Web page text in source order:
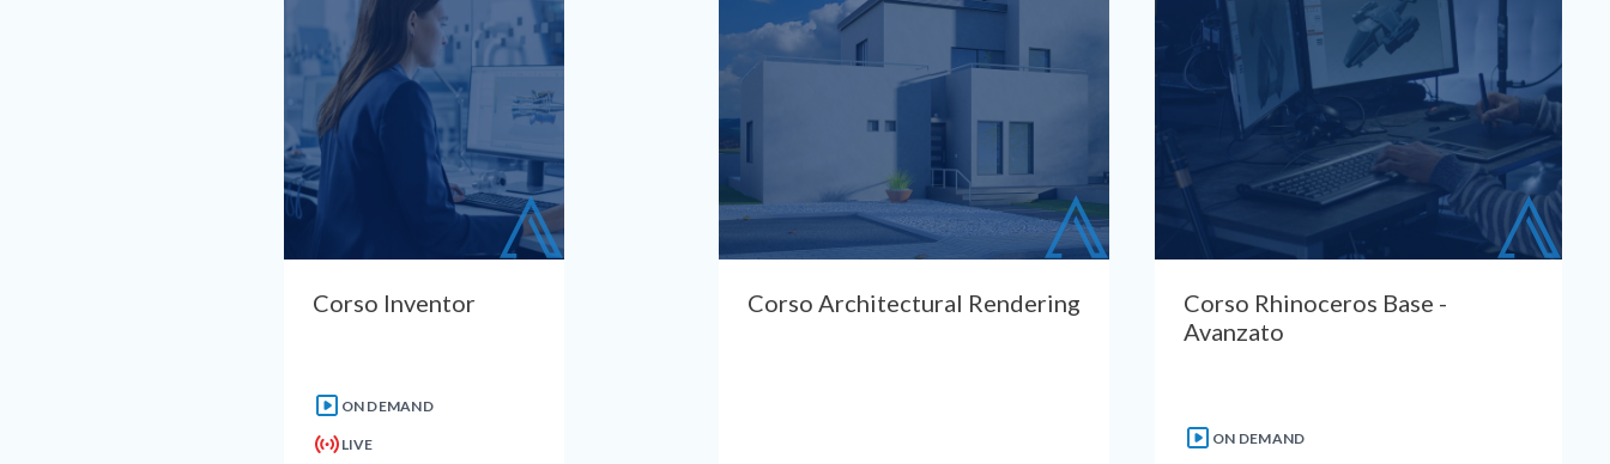
Corso Inventor
ON DEMAND
LIVE
Corso Architectural Rendering
Corso Rhinoceros Base -
Avanzato
ON DEMAND